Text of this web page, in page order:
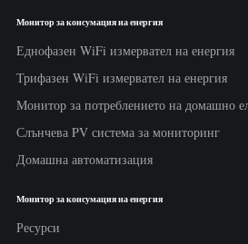
Монитор за консумация на енергия
Еднофазен WiFi измервател на енергия
Трифазен WiFi измервател на енергия
Монитор за потреблението на домашно
Слънчева PV система за мониторинг
Домашна автоматизация
Монитор за консумация на енергия
Ресурси